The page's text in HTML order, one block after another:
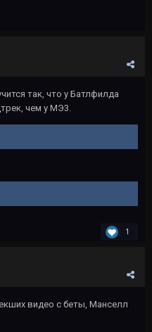
так, что у Батлфилда
чем у МЭ3.
1
видео с беты, Манселл